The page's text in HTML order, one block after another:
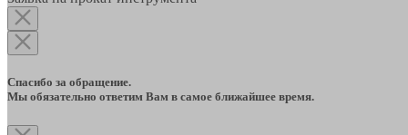
Спасибо за обращение.
Мы обязательно ответим Вам в самое ближайшее время.